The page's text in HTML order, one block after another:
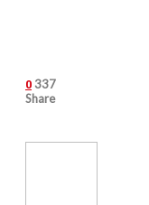
0 337
Share